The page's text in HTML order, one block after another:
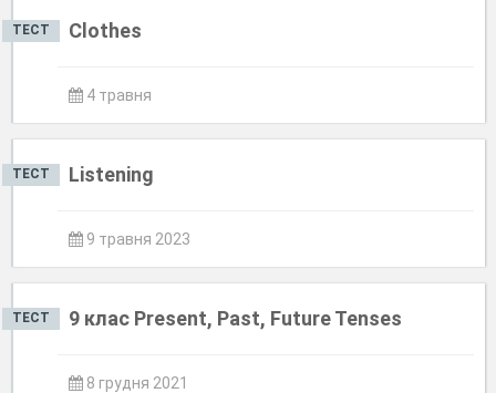
ТЕСТ Clothes
4 травня
ТЕСТ Listening
9 травня 2023
ТЕСТ 9 клас Present, Past, Future Tenses
8 грудня 2021